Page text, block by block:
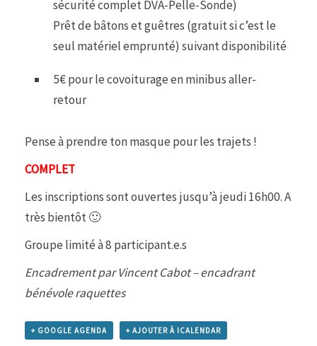
sécurité complet DVA-Pelle-Sonde)
Prêt de bâtons et guêtres (gratuit si c’est le
seul matériel emprunté) suivant disponibilité
5€ pour le covoiturage en minibus aller-
retour
Pense à prendre ton masque pour les trajets !
COMPLET
Les inscriptions sont ouvertes jusqu’à jeudi 16h00. A
très bientôt 🙂
Groupe limité à 8 participant.e.s
Encadrement par Vincent Cabot – encadrant
bénévole raquettes
+ GOOGLE AGENDA + AJOUTER À ICALENDAR